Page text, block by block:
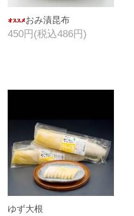
おみ漬昆布
450円(税込486円)
ゆず大根